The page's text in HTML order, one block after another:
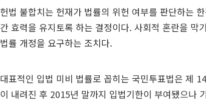
헌법 불합치는 헌재가 법률의 위헌 여부를 판단하는
간 효력을 유지토록 하는 결정이다. 사회적 혼란을 막
법률 개정을 요구하는 조치다.
대표적인 입법 미비 법률로 꼽히는 국민투표법은 제
이 내려진 후 2015년 말까지 입법기한이 부여됐으나